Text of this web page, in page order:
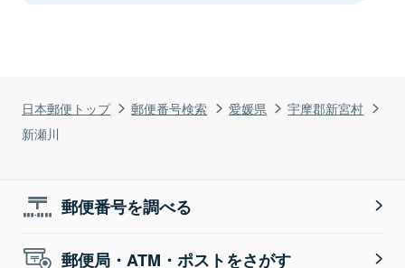
日本郵便トップ 郵便番号検索 愛媛県
宇摩郡新宮村
新瀬川
郵便番号を調べる
郵便局・ATM・ポストをさがす